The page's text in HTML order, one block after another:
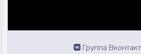
Группа